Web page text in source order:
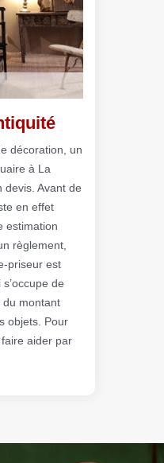
décoration, un
à La
devis. Avant de
en effet
estimation
règlement,
priseur est
de
du montant
objets. Pour
aider par